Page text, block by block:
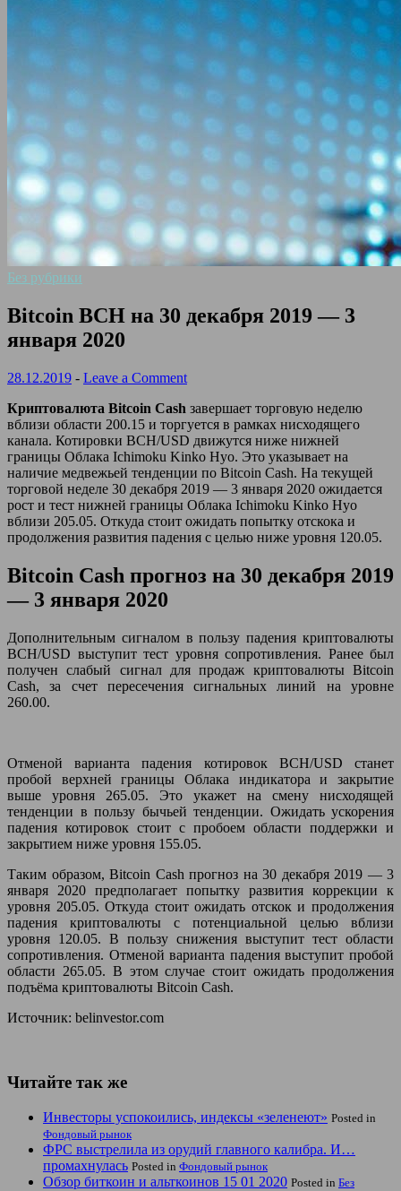
Без рубрики
Bitcoin BCH на 30 декабря 2019 — 3
января 2020
28.12.2019 - Leave a Comment
Криптовалюта Bitcoin Cash завершает торговую неделю
вблизи области 200.15 и торгуется в рамках нисходящего
канала. Котировки BCH/USD движутся ниже нижней
границы Облака Ichimoku Kinko Hyo. Это указывает на
наличие медвежьей тенденции по Bitcoin Cash. На текущей
торговой неделе 30 декабря 2019 — 3 января 2020 ожидается
рост и тест нижней границы Облака Ichimoku Kinko Hyo
вблизи 205.05. Откуда стоит ожидать попытку отскока и
продолжения развития падения с целью ниже уровня 120.05.
Bitcoin Cash прогноз на 30 декабря 2019
— 3 января 2020
Дополнительным сигналом в пользу падения криптовалюты
BCH/USD выступит тест уровня сопротивления. Ранее был
получен слабый сигнал для продаж криптовалюты Bitcoin
Cash, за счет пересечения сигнальных линий на уровне
260.00.
Отменой варианта падения котировок BCH/USD станет
пробой верхней границы Облака индикатора и закрытие
выше уровня 265.05. Это укажет на смену нисходящей
тенденции в пользу бычьей тенденции. Ожидать ускорения
падения котировок стоит с пробоем области поддержки и
закрытием ниже уровня 155.05.
Таким образом, Bitcoin Cash прогноз на 30 декабря 2019 — 3
января 2020 предполагает попытку развития коррекции к
уровня 205.05. Откуда стоит ожидать отскок и продолжения
падения криптовалюты с потенциальной целью вблизи
уровня 120.05. В пользу снижения выступит тест области
сопротивления. Отменой варианта падения выступит пробой
области 265.05. В этом случае стоит ожидать продолжения
подъёма криптовалюты Bitcoin Cash.
Источник: belinvestor.com
Читайте так же
Инвесторы успокоились, индексы «зеленеют» Posted in
Фондовый рынок
ФРС выстрелила из орудий главного калибра. И…
промахнулась Posted in Фондовый рынок
Обзор биткоин и альткоинов 15 01 2020 Posted in Без